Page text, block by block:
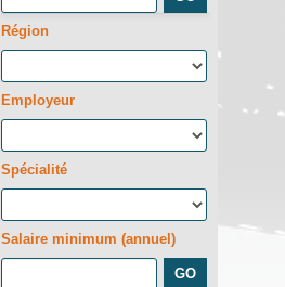
Région
Employeur
Spécialité
Salaire minimum (annuel)